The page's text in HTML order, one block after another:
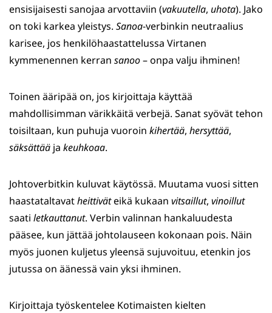
ensisijaisesti sanojaa arvottaviin (vakuutella, uhota). Jako
on toki karkea yleistys. Sanoa-verbinkin neutraalius
karisee, jos henkilöhaastattelussa Virtanen
kymmenennen kerran sanoo– onpa valju ihminen!
Toinen ääripää on, jos kirjoittaja käyttää
mahdollisimman värikkäitä verbejä. Sanat syövät tehon
toisiltaan, kun puhuja vuoroin kihertää, hersyttää,
säksättää ja keuhkoaa.
Johtoverbitkin kuluvat käytössä. Muutama vuosi sitten
haastataltavatheittiväteikä kukaan vitsaillut, vinoillut
saati letkauttanut. Verbin valinnan hankaluudesta
pääsee, kun jättää johtolauseen kokonaan pois. Näin
myös juonen kuljetus yleensä sujuvoituu, etenkin jos
jutussa on äänessä vain yksi ihminen.
Kirjoittaja työskentelee Kotimaisten kielten